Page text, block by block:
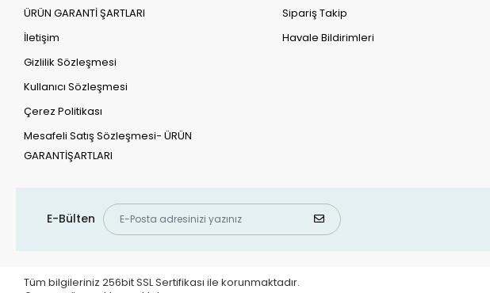
ÜRÜN GARANTİ ŞARTLARI
İletişim
Gizlilik Sözleşmesi
Kullanıcı Sözleşmesi
Çerez Politikası
Mesafeli Satış Sözleşmesi- ÜRÜN
GARANTİŞARTLARI
Sipariş Takip
Havale Bildirimleri
E-Bülten
Tüm bilgileriniz 256bit SSL Sertifikası ile korunmaktadır.